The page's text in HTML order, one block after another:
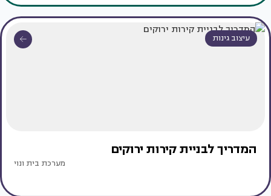
עיצוב גינות
המדריך לבניית קירות ירוקים
מערכת בית ונוי